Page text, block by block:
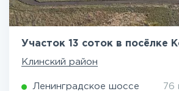
Участок 13 соток в посёлке
Клинский район
Ленинградское шоссе 76